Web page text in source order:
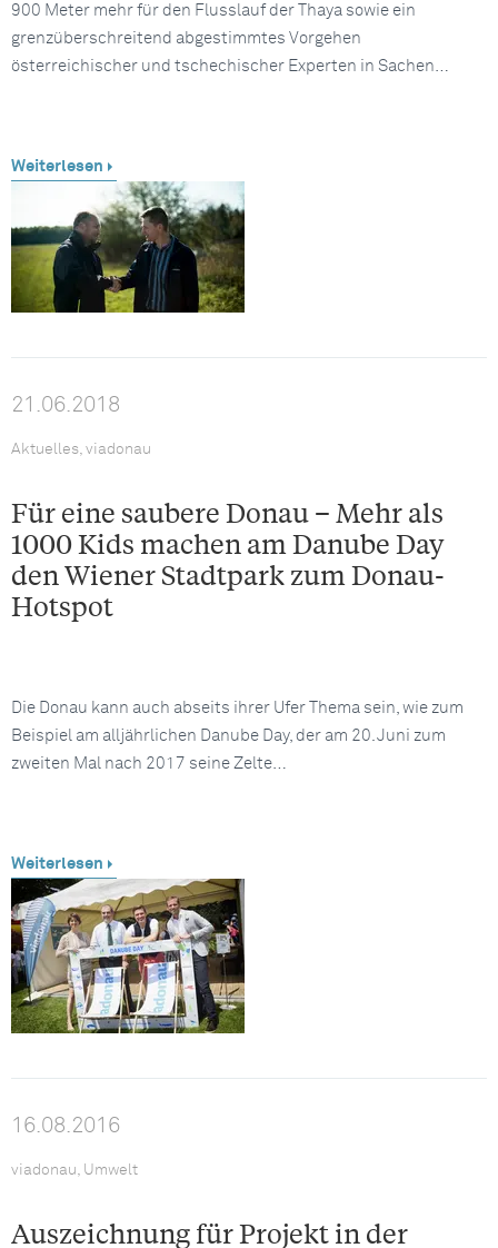
900 Meter mehr für den Flusslauf der Thaya sowie ein
grenzüberschreitend abgestimmtes Vorgehen
österreichischer und tschechischer Experten in Sachen…
Weiterlesen
21.06.2018
Aktuelles, viadonau
Für eine saubere Donau – Mehr als
1000 Kids machen am Danube Day
den Wiener Stadtpark zum Donau-
Hotspot
Die Donau kann auch abseits ihrer Ufer Thema sein, wie zum
Beispiel am alljährlichen Danube Day, der am 20. Juni zum
zweiten Mal nach 2017 seine Zelte…
Weiterlesen
16.08.2016
viadonau, Umwelt
Auszeichnung für Projekt in der